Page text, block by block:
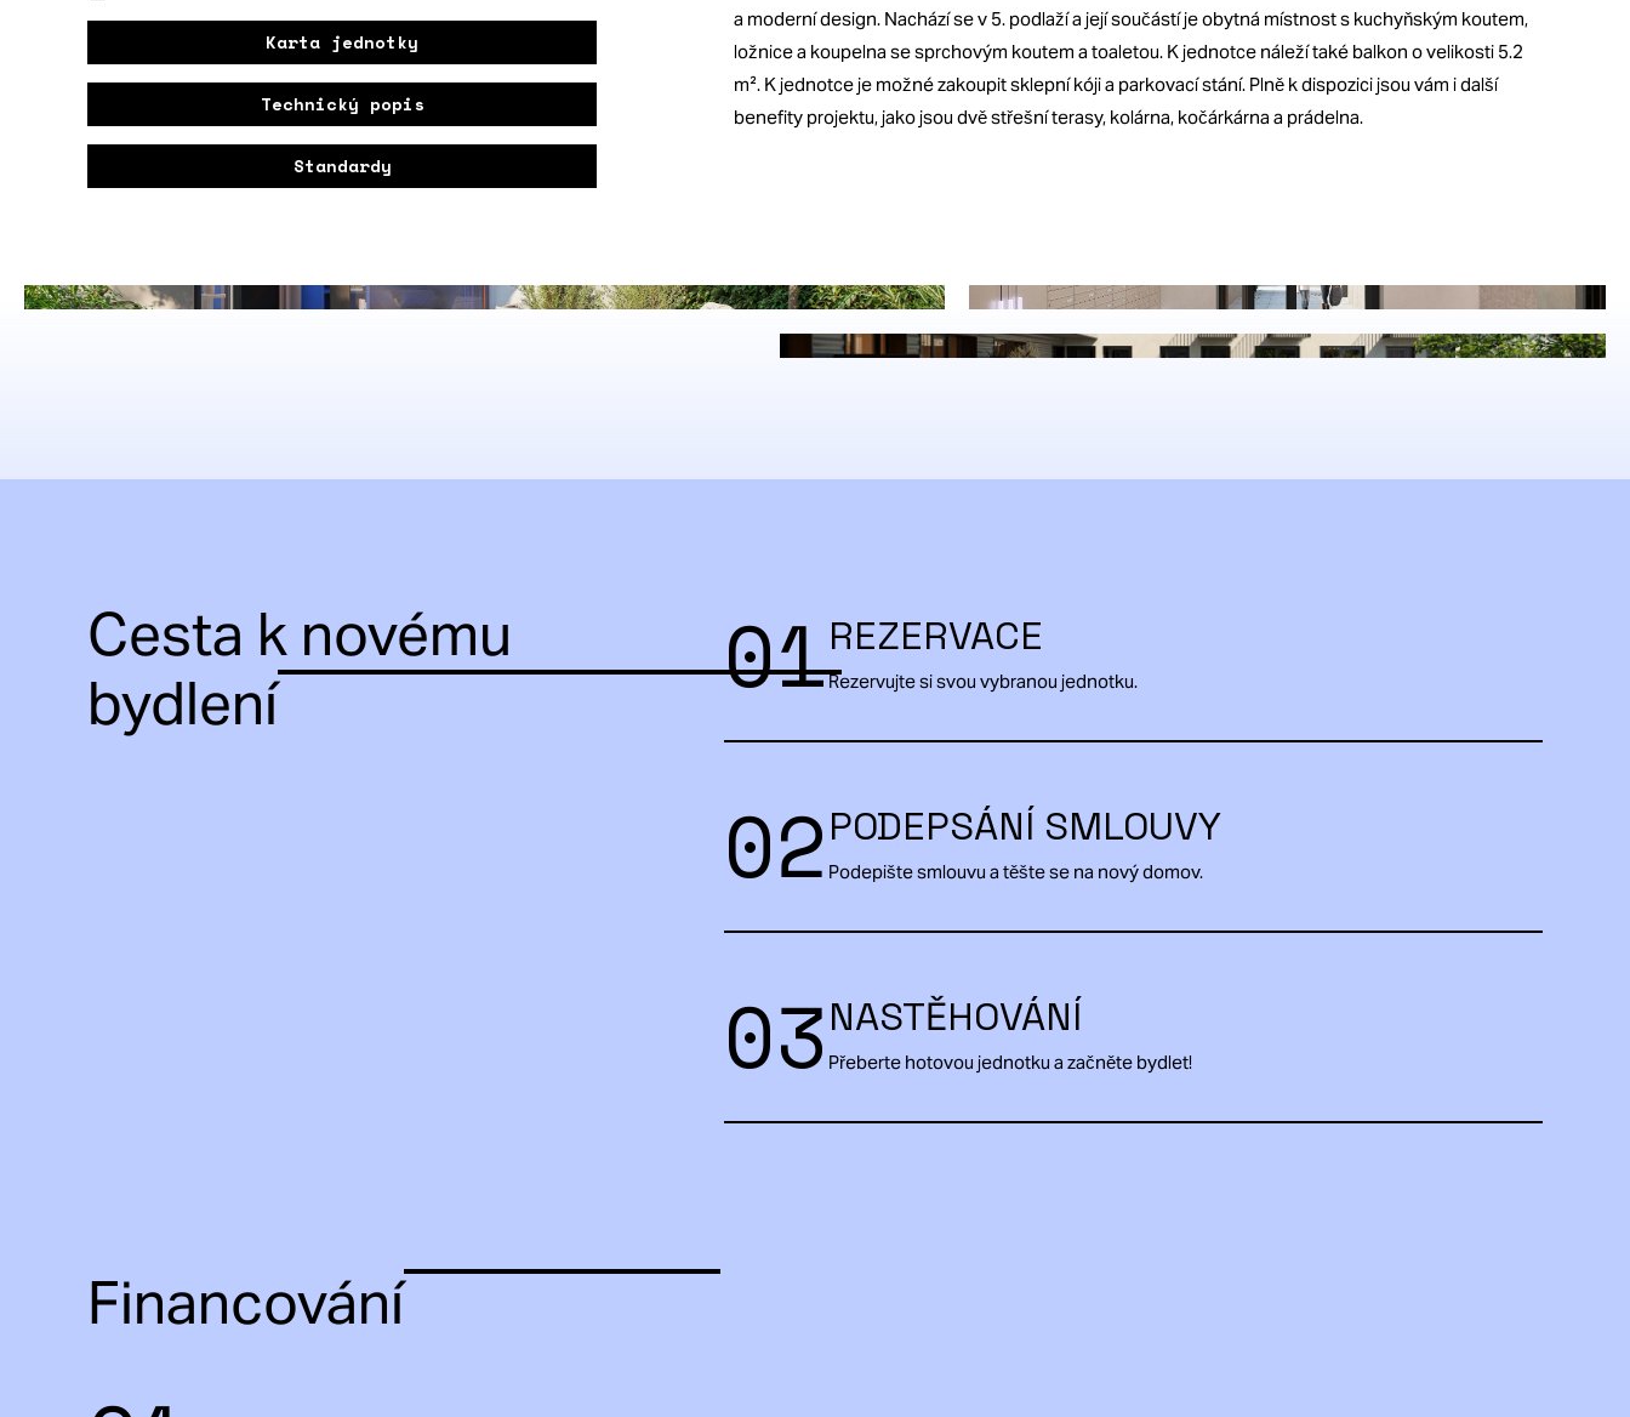
Karta jednotky
Technický popis
Standardy
a moderní design. Nachází se v 5. podlaží a její součástí je obytná místnost s kuchyňským koutem,
ložnice a koupelna se sprchovým koutem a toaletou. K jednotce náleží také balkon o velikosti 5.2
m². K jednotce je možné zakoupit sklepní kóji a parkovací stání. Plně k dispozici jsou vám i další
benefity projektu, jako jsou dvě střešní terasy, kolárna, kočárkárna a prádelna.
Cesta k novému
bydlení
01REZERVACE
Rezervujte si svou vybranou jednotku.
02 PODEPSÁNÍ SMLOUVY
Podepište smlouvu a těšte se na nový domov.
03 NASTĚHOVÁNÍ
Přeberte hotovou jednotku a začněte bydlet!
Financování